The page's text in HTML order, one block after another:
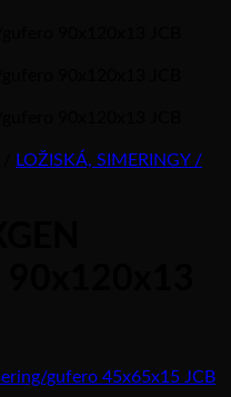
LOŽISKÁ, SIMERINGY /